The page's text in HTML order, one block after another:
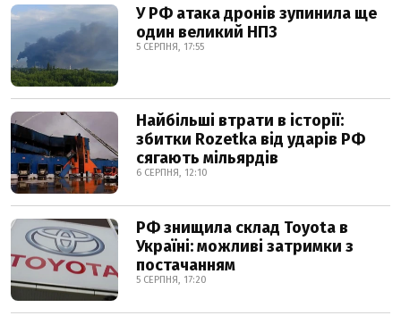
У РФ атака дронів зупинила ще
один великий НПЗ
5 СЕРПНЯ, 17:55
Найбільші втрати в історії:
збитки Rozetka від ударів РФ
сягають мільярдів
6 СЕРПНЯ, 12:10
РФ знищила склад Toyota в
Україні: можливі затримки з
постачанням
5 СЕРПНЯ, 17:20